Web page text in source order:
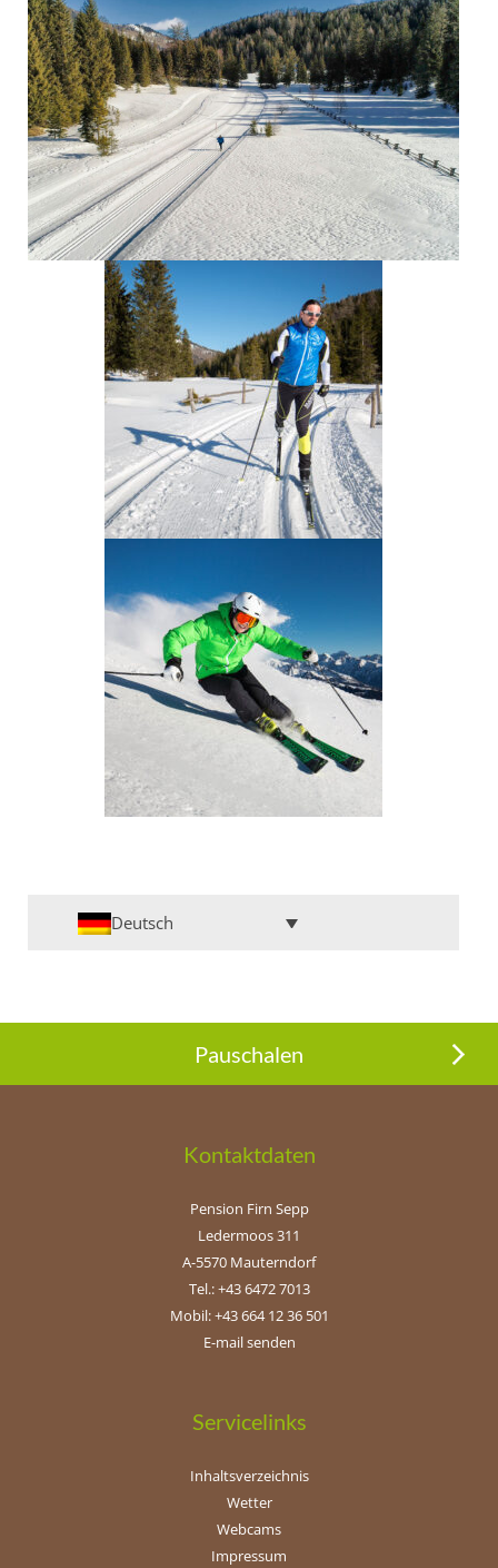
Deutsch
Pauschalen
Kontaktdaten
Pension Firn Sepp
Ledermoos 311
A-5570 Mauterndorf
Tel.: +43 6472 7013
Mobil: +43 664 12 36 501
E-mail senden
Servicelinks
Inhaltsverzeichnis
Wetter
Webcams
Impressum